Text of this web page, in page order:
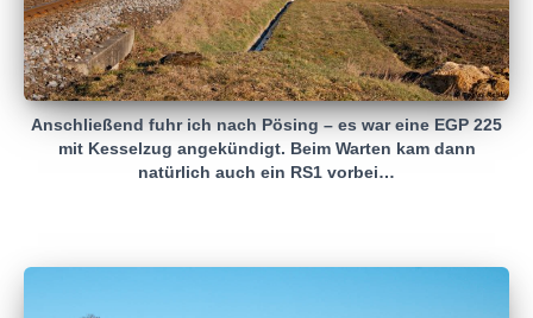
Anschließend fuhr ich nach Pösing – es war eine EGP 225
mit Kesselzug angekündigt. Beim Warten kam dann
natürlich auch ein RS1 vorbei…